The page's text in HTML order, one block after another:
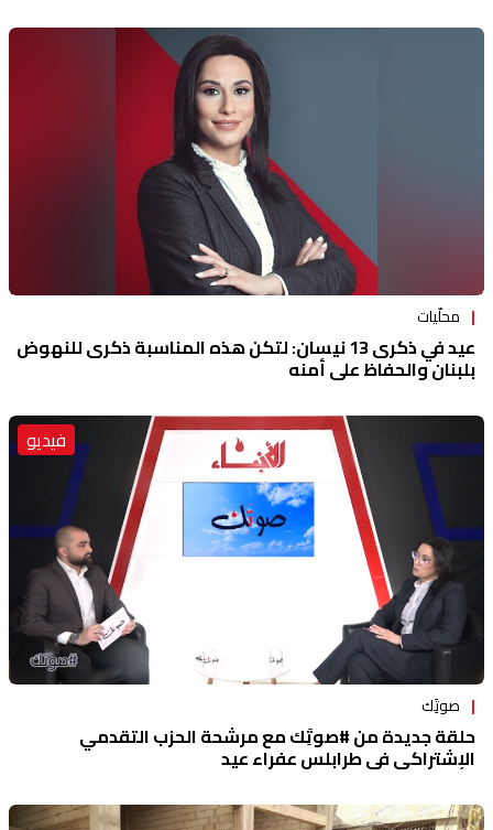
محلّيات
عيد في ذكرى 13 نيسان: لتكن هذه المناسبة ذكرى للنهوض
بلبنان والحفاظ على أمنه
فيديو
صوتَِك
حلقة جديدة من #صوتَِك مع مرشحة الحزب التقدمي
الإشتراكي في طرابلس عفراء عيد